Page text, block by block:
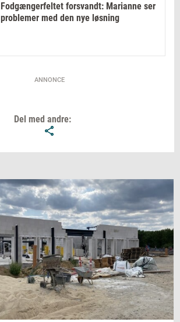
Fodgængerfeltet forsvandt: Marianne ser
problemer med den nye løsning
ANNONCE
Del med andre: